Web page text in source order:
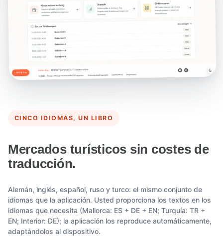
CINCO IDIOMAS, UN LIBRO
Mercados turísticos sin costes de
traducción.
Alemán, inglés, español, ruso y turco: el mismo conjunto de
idiomas que la aplicación. Usted proporciona los textos en los
idiomas que necesita (Mallorca: ES + DE + EN; Turquía: TR +
EN; Interior: DE); la aplicación los reproduce automáticamente,
adaptándolos al dispositivo.